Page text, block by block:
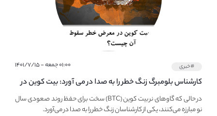
#خبری ۰۱:۰۰ جمعه - ۱۴۰۱/۷/۱۵
کارشناس بلومبرگ زنگ خطر را به صدا در می آورد: بیت کوین در
معرض خطر سقوط بزرگ است - دلیل آن چیست؟در حالی که گاوهای نر بیت کوین (BTC) سخت برای حفظ روند صعودی سال
نو مبارزه می‌کنند، یکی از کارشناسان زنگ خطر را به صدا در می‌آورد.